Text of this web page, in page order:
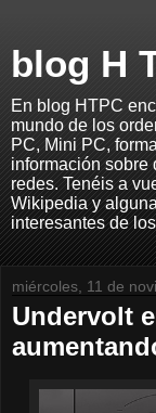
blog H
En blog HTPC
mundo de los
PC, Mini PC,
información sobre
redes. Tenéis a
Wikipedia y
interesantes de
miércoles, 11 de
Undervolt